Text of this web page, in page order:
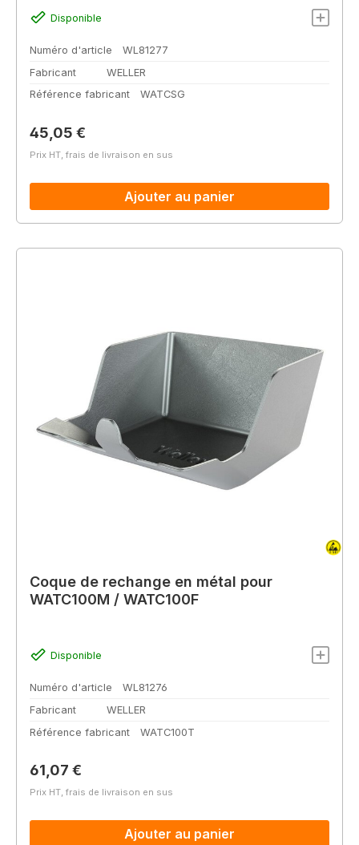
Disponible
Numéro d'article
WL81277
Fabricant
WELLER
Référence fabricant
WATCSG
Prix régulier :
45,05 €
Prix HT, frais de livraison en sus
Ajouter au panier
Coque de rechange en métal pour
WATC100M / WATC100F
Disponible
Numéro d'article
WL81276
Fabricant
WELLER
Référence fabricant
WATC100T
Prix régulier :
61,07 €
Prix HT, frais de livraison en sus
Ajouter au panier